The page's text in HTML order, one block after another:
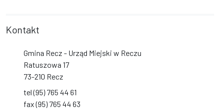
Kontakt
Gmina Recz - Urząd Miejski w Reczu
Ratuszowa 17
73-210 Recz
tel (95) 765 44 61
fax (95) 765 44 63